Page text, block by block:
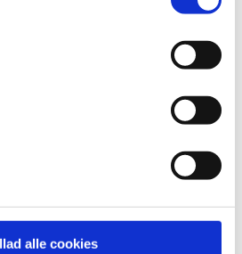
alle cookies